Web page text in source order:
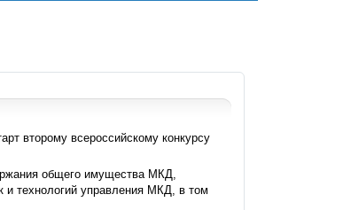
второму всероссийскому конкурсу
общего имущества МКД,
технологий управления МКД, в том